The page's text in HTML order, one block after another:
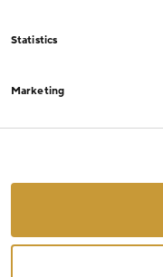
Statistics
Marketing